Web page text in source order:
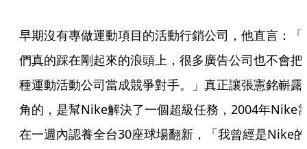
早期沒有專做運動項目的活動行銷公司，他直言：「
們真的踩在剛起來的浪頭上，很多廣告公司也不會把
種運動活動公司當成競爭對手。」真正讓張憲銘嶄露
角的，是幫Nike解決了一個超級任務，2004年Nike
在一週內認養全台30座球場翻新，「我曾經是Nike的